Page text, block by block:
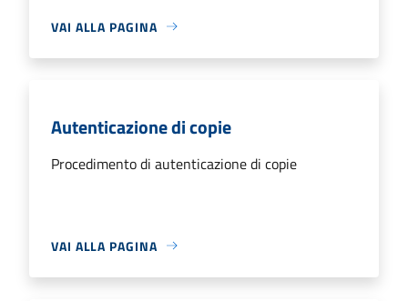
VAI ALLA PAGINA
Autenticazione di copie
Procedimento di autenticazione di copie
VAI ALLA PAGINA